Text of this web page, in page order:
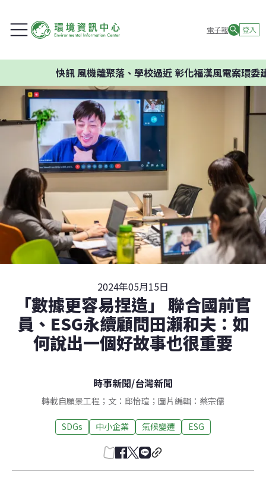
電子報 登入
風機離聚落、學校過近 彰化福漢風電案環委建議不
2024年05月15日
「數據更容易捏造」 聯合國前官
員、ESG永續顧問田瀨和夫：如
何說出一個好故事也很重要
時事新聞/台灣新聞
轉載自願景工程；文：邱怡瑄；圖片編輯：蔡宗儒
SDGs 中小企業 氣候變遷 ESG